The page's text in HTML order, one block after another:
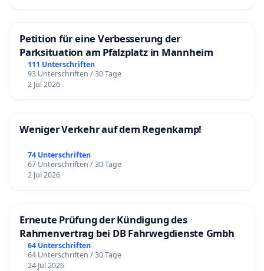
Petition für eine Verbesserung der
Parksituation am Pfalzplatz in Mannheim
111 Unterschriften
93 Unterschriften / 30 Tage
2 Jul 2026
Weniger Verkehr auf dem Regenkamp!
74 Unterschriften
67 Unterschriften / 30 Tage
2 Jul 2026
Erneute Prüfung der Kündigung des
Rahmenvertrag bei DB Fahrwegdienste Gmbh
64 Unterschriften
64 Unterschriften / 30 Tage
24 Jul 2026